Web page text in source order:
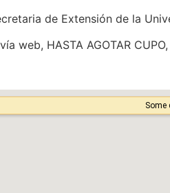
de Extensión de la
web, HASTA AGOTAR